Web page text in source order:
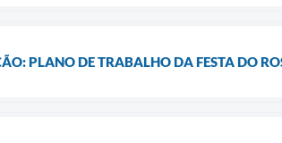
PLANO DE TRABALHO DA FESTA DO